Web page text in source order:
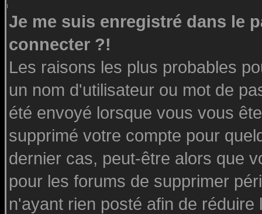
Je me suis enregistré dans le
connecter ?!
Les raisons les plus probables
un nom d'utilisateur ou mot de
été envoyé lorsque vous vous
supprimé votre compte pour
dernier cas, peut-être alors que
pour les forums de supprimer
n'ayant rien posté afin de